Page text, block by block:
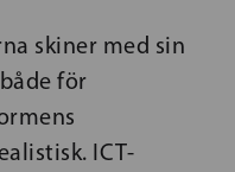
skiner med sin
för
ICT-